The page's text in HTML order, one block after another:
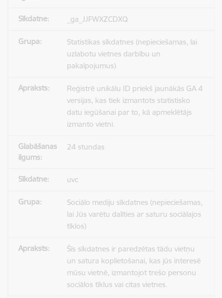
_ga_JJFWXZCDXQ
Statistikas sīkdatnes (nepieciešamas, lai
uzlabotu vietnes darbību un
pakalpojumus)
Reģistrē unikālu ID priekš jaunākās GA 4
versijas, kas tiek izmantots statistisko
datu iegūšanai par to, kā apmeklētājs
izmanto vietni.
24 stundas
uvc
Sociālo mediju sīkdatnes (nepieciešamas,
lai Jūs varētu dalīties ar saturu sociālajos
tīklos)
Šīs sīkdatnes ir paredzētas tādu vietņu
un satura koplietošanai, kas jūs interesē
mūsu vietnē, izmantojot trešo personu
sociālos tīklus vai citas vietnes.